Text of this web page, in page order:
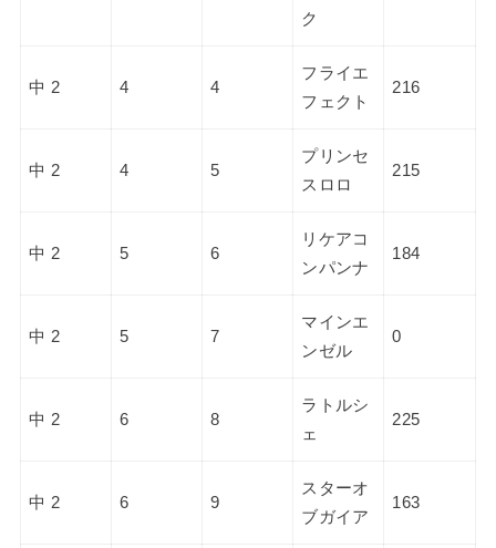
ク
中 2 4 4
フライエ
フェクト
216
中 2 4 5
プリンセ
スロロ
215
中 2 5 6
リケアコ
ンパンナ
184
中 2 5 7
マインエ
ンゼル
0
中 2 6 8
ラトルシ
ェ
225
中 2 6 9
スターオ
ブガイア
163